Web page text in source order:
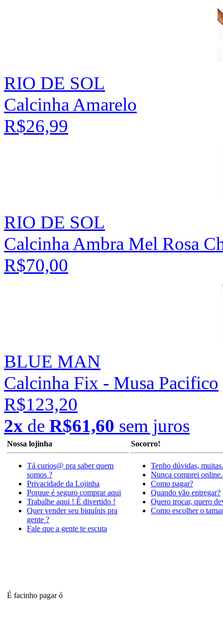
RIO DE SOL
Calcinha Amarelo
R$26,99
RIO DE SOL
Calcinha Ambra Mel Rosa
R$70,00
BLUE MAN
Calcinha Fix - Musa Pacifico
R$123,20
2x de R$61,60 sem juros
Nossa lojinha
Tá curios@ pra saber quem
somos ?
Privacidade da Lojinha
Porque é seguro comprar aqui
Trabalhe aqui ! É divertido !
Quer vender seu biquínis pra
gente ?
Fale que a gente te escuta
Socorro!
Tenho dúvidas, muitas.
Nunca comprei online.
Como pagar?
Quando vão entregar?
Quero trocar, quero
Como escolher o
É facinho pagar ó